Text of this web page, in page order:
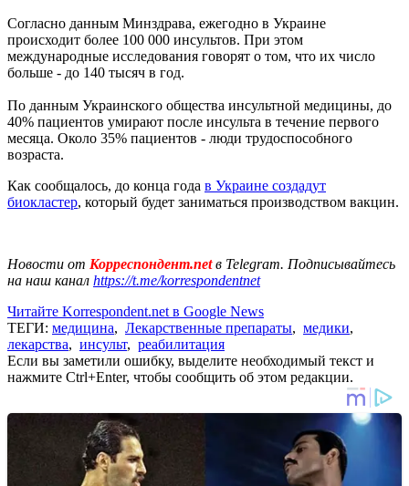
Согласно данным Минздрава, ежегодно в Украине
происходит более 100 000 инсультов. При этом
международные исследования говорят о том, что их число
больше - до 140 тысяч в год.
По данным Украинского общества инсультной медицины, до
40% пациентов умирают после инсульта в течение первого
месяца. Около 35% пациентов - люди трудоспособного
возраста.
Как сообщалось, до конца года в Украине создадут
биокластер, который будет заниматься производством вакцин.
Новости от Корреспондент.netв Telegram. Подписывайтесь
на наш канал https://t.me/korrespondentnet
Читайте Korrespondent.net в Google News
ТЕГИ: медицина, Лекарственные препараты, медики,
лекарства, инсульт, реабилитация
Если вы заметили ошибку, выделите необходимый текст и
нажмите Ctrl+Enter, чтобы сообщить об этом редакции.